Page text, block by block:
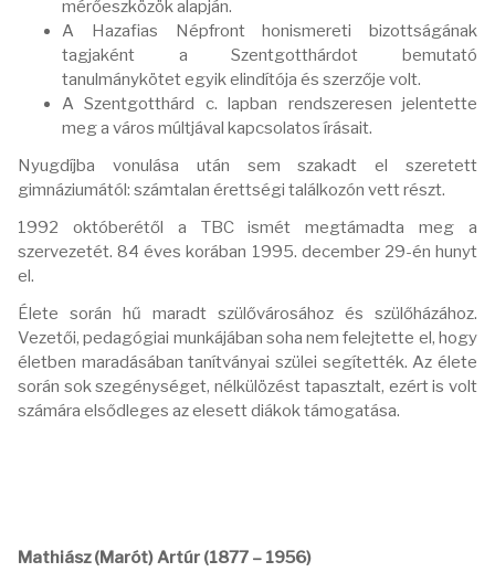
mérőeszközök alapján.
A Hazafias Népfront honismereti bizottságának
tagjaként a Szentgotthárdot bemutató
tanulmánykötet egyik elindítója és szerzője volt.
A Szentgotthárd c. lapban rendszeresen jelentette
meg a város múltjával kapcsolatos írásait.
Nyugdíjba vonulása után sem szakadt el szeretett
gimnáziumától: számtalan érettségi találkozón vett részt.
1992 októberétől a TBC ismét megtámadta meg a
szervezetét. 84 éves korában 1995. december 29-én hunyt
el.
Élete során hű maradt szülővárosához és szülőházához.
Vezetői, pedagógiai munkájában soha nem felejtette el, hogy
életben maradásában tanítványai szülei segítették. Az élete
során sok szegénységet, nélkülözést tapasztalt, ezért is volt
számára elsődleges az elesett diákok támogatása.
Mathiász (Marót) Artúr (1877 – 1956)